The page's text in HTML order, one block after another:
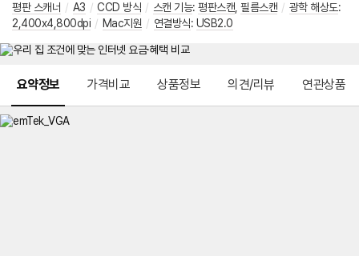
평판 스캐너 / A3 / CCD 방식 / 스캔 기능: 평판스캔 필름스캔 / 광학 해상도:
2,400x4,800dpi / Mac지원 / 연결방식: USB2.0
요약정보 가격비교 상품정보 의견/리뷰 연관상품